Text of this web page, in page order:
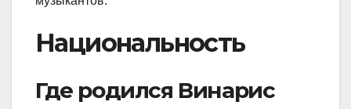
Национальность
Где родился Винарис